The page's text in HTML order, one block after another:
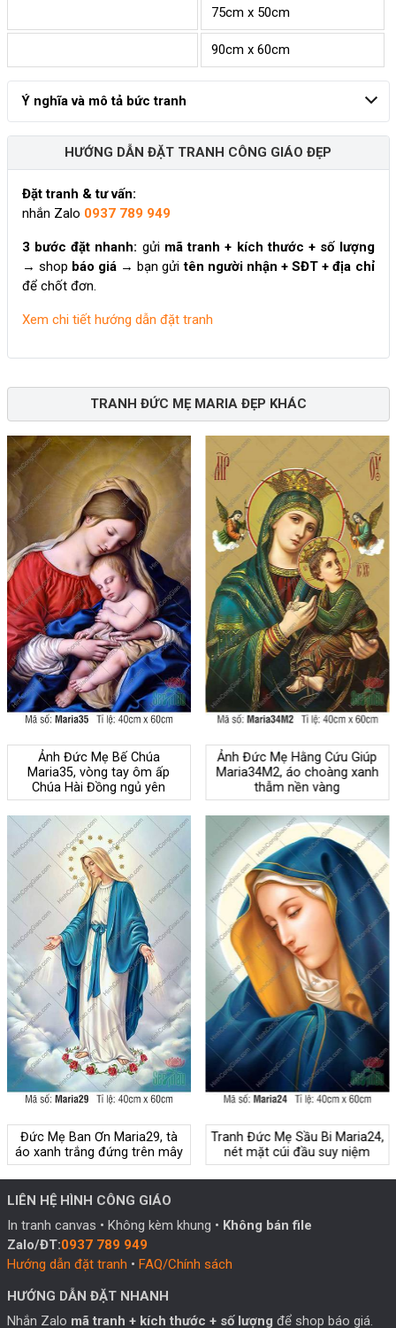
75cm x 50cm
90cm x 60cm
Ý nghĩa và mô tả bức tranh
HƯỚNG DẪN ĐẶT TRANH CÔNG GIÁO ĐẸP
Đặt tranh & tư vấn:
nhắn Zalo 0937 789 949
3 bước đặt nhanh: gửi mã tranh + kích thước + số lượng
→ shop báo giá→ bạn gửitên người nhận + SĐT + địa chỉ
để chốt đơn.
Xem chi tiết hướng dẫn đặt tranh
TRANH ĐỨC MẸ MARIA ĐẸP KHÁC
Ảnh Đức Mẹ Bế Chúa
Maria35, vòng tay ôm ấp
Chúa Hài Đồng ngủ yên
Ảnh Đức Mẹ Hằng Cứu Giúp
Maria34M2, áo choàng xanh
thẫm nền vàng
Đức Mẹ Ban Ơn Maria29, tà
áo xanh trắng đứng trên mây
Tranh Đức Mẹ Sầu Bi Maria24,
nét mặt cúi đầu suy niệm
LIÊN HỆ HÌNH CÔNG GIÁO
In tranh canvas • Không kèm khung • Không bán file
Zalo/ĐT:0937 789 949
Hướng dẫn đặt tranh • FAQ/Chính sách
HƯỚNG DẪN ĐẶT NHANH
Nhắn Zalo mã tranh + kích thước + số lượng để shop báo giá.